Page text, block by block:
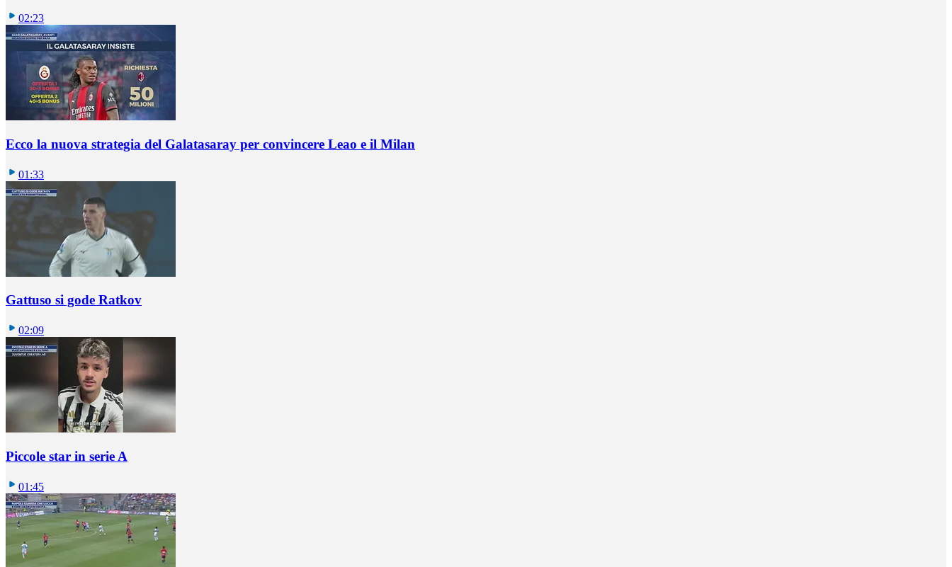
02:23
Ecco la nuova strategia del Galatasaray per convincere Leao e il Milan
01:33
Gattuso si gode Ratkov
02:09
Piccole star in serie A
01:45